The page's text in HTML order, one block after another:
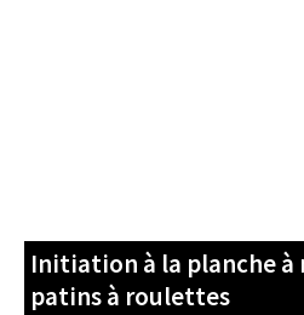
Initiation à la planche
patins à roulettes